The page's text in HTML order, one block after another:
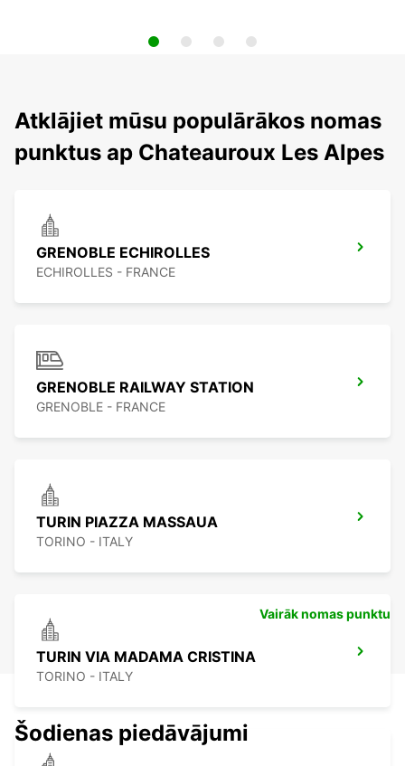
Atklājiet mūsu populārākos nomas
punktus ap Chateauroux Les Alpes
GRENOBLE ECHIROLLES
ECHIROLLES - FRANCE
GRENOBLE RAILWAY STATION
GRENOBLE - FRANCE
TURIN PIAZZA MASSAUA
TORINO - ITALY
TURIN VIA MADAMA CRISTINA
TORINO - ITALY
Vairāk nomas punktu
Šodienas piedāvājumi